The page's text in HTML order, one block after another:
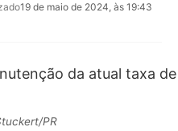
19 de maio de 2024, às 19:43
PR